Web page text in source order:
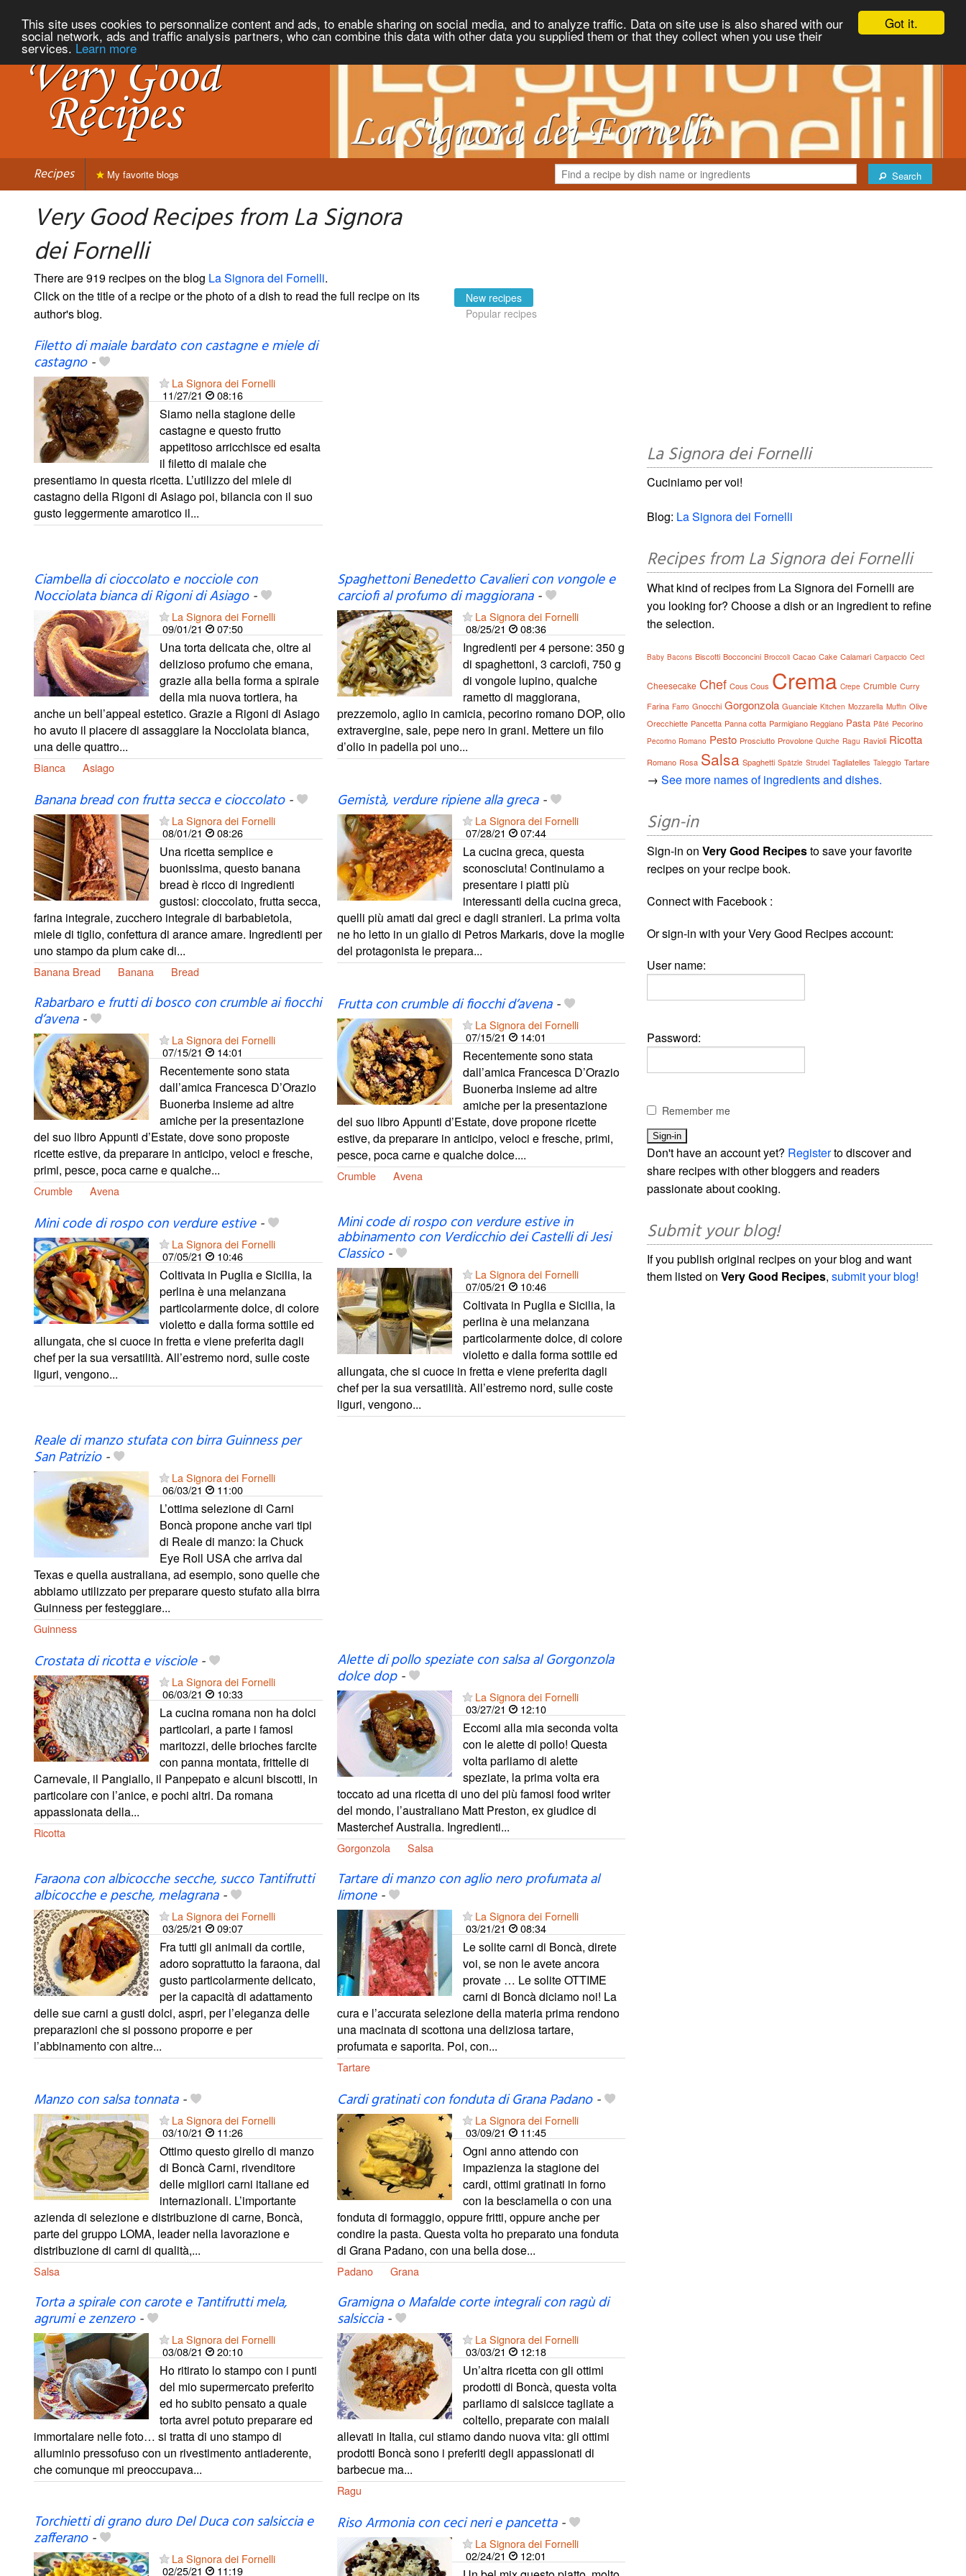
Got it.
This site uses cookies to personnalize content and ads, to enable sharing on social media, and to analyze traffic. Data on site use is also shared with our
social network, ads and traffic analysis partners, who can combine this data with other data you supplied them or that they collect when you use their
services. Learn more
Recipes Search
My favorite blogs
Very Good Recipes from La Signora
dei Fornelli
There are 919 recipes on the blog La Signora dei Fornelli.
Click on the title of a recipe or the photo of a dish to read the full recipe on its
author's blog.
New recipes
Popular recipes
Filetto di maiale bardato con castagne e miele di
castagno-
La Signora dei Fornelli
11/27/21
08:16
Siamo nella stagione delle
castagne e questo frutto
appetitoso arricchisce ed esalta
il filetto di maiale che
presentiamo in questa ricetta. L’utilizzo del miele di
castagno della Rigoni di Asiago poi, bilancia con il suo
gusto leggermente amarotico il...
Ciambella di cioccolato e nocciole con
Nocciolata bianca di Rigoni di Asiago-
La Signora dei Fornelli
09/01/21
07:50
Una torta delicata che, oltre al
delizioso profumo che emana,
grazie alla bella forma a spirale
della mia nuova tortiera, ha
anche un bell’appeal estetico. Grazie a Rigoni di Asiago
ho avuto il piacere di assaggiare la Nocciolata bianca,
una delle quattro...
Bianca Asiago
Spaghettoni Benedetto Cavalieri con vongole e
carciofi al profumo di maggiorana-
La Signora dei Fornelli
08/25/21
08:36
Ingredienti per 4 persone: 350 g
di spaghettoni, 3 carciofi, 750 g
di vongole lupino, qualche
rametto di maggiorana,
prezzemolo, aglio in camicia, pecorino romano DOP, olio
extravergine, sale, pepe nero in grani. Mettere un filo
d’olio in padella poi uno...
Banana bread con frutta secca e cioccolato-
La Signora dei Fornelli
08/01/21
08:26
Una ricetta semplice e
buonissima, questo banana
bread è ricco di ingredienti
gustosi: cioccolato, frutta secca,
farina integrale, zucchero integrale di barbabietola,
miele di tiglio, confettura di arance amare. Ingredienti per
uno stampo da plum cake di...
Banana Bread Banana Bread
Gemistà, verdure ripiene alla greca-
La Signora dei Fornelli
07/28/21
07:44
La cucina greca, questa
sconosciuta! Continuiamo a
presentare i piatti più
interessanti della cucina greca,
quelli più amati dai greci e dagli stranieri. La prima volta
ne ho letto in un giallo di Petros Markaris, dove la moglie
del protagonista le prepara...
Rabarbaro e frutti di bosco con crumble ai fiocchi
d’avena-
La Signora dei Fornelli
07/15/21
14:01
Recentemente sono stata
dall’amica Francesca D’Orazio
Buonerba insieme ad altre
amiche per la presentazione
del suo libro Appunti d’Estate, dove sono proposte
ricette estive, da preparare in anticipo, veloci e fresche,
primi, pesce, poca carne e qualche...
Crumble Avena
Frutta con crumble di fiocchi d’avena-
La Signora dei Fornelli
07/15/21
14:01
Recentemente sono stata
dall’amica Francesca D’Orazio
Buonerba insieme ad altre
amiche per la presentazione
del suo libro Appunti d’Estate, dove propone ricette
estive, da preparare in anticipo, veloci e fresche, primi,
pesce, poca carne e qualche dolce....
Crumble Avena
Mini code di rospo con verdure estive-
La Signora dei Fornelli
07/05/21
10:46
Coltivata in Puglia e Sicilia, la
perlina è una melanzana
particolarmente dolce, di colore
violetto e dalla forma sottile ed
allungata, che si cuoce in fretta e viene preferita dagli
chef per la sua versatilità. All’estremo nord, sulle coste
liguri, vengono...
Mini code di rospo con verdure estive in
abbinamento con Verdicchio dei Castelli di Jesi
Classico-
La Signora dei Fornelli
07/05/21
10:46
Coltivata in Puglia e Sicilia, la
perlina è una melanzana
particolarmente dolce, di colore
violetto e dalla forma sottile ed
allungata, che si cuoce in fretta e viene preferita dagli
chef per la sua versatilità. All’estremo nord, sulle coste
liguri, vengono...
Reale di manzo stufata con birra Guinness per
San Patrizio-
La Signora dei Fornelli
06/03/21
11:00
L’ottima selezione di Carni
Boncà propone anche vari tipi
di Reale di manzo: la Chuck
Eye Roll USA che arriva dal
Texas e quella australiana, ad esempio, sono quelle che
abbiamo utilizzato per preparare questo stufato alla birra
Guinness per festeggiare...
Guinness
Crostata di ricotta e visciole-
La Signora dei Fornelli
06/03/21
10:33
La cucina romana non ha dolci
particolari, a parte i famosi
maritozzi, delle brioches farcite
con panna montata, frittelle di
Carnevale, il Pangiallo, il Panpepato e alcuni biscotti, in
particolare con l’anice, e pochi altri. Da romana
appassionata della...
Ricotta
Alette di pollo speziate con salsa al Gorgonzola
dolce dop-
La Signora dei Fornelli
03/27/21
12:10
Eccomi alla mia seconda volta
con le alette di pollo! Questa
volta parliamo di alette
speziate, la prima volta era
toccato ad una ricetta di uno dei più famosi food writer
del mondo, l’australiano Matt Preston, ex giudice di
Masterchef Australia. Ingredienti...
Gorgonzola Salsa
Faraona con albicocche secche, succo Tantifrutti
albicocche e pesche, melagrana-
La Signora dei Fornelli
03/25/21
09:07
Fra tutti gli animali da cortile,
adoro soprattutto la faraona, dal
gusto particolarmente delicato,
per la capacità di adattamento
delle sue carni a gusti dolci, aspri, per l’eleganza delle
preparazioni che si possono proporre e per
l’abbinamento con altre...
Tartare di manzo con aglio nero profumata al
limone-
La Signora dei Fornelli
03/21/21
08:34
Le solite carni di Boncà, direte
voi, se non le avete ancora
provate … Le solite OTTIME
carni di Boncà diciamo noi! La
cura e l’accurata selezione della materia prima rendono
una macinata di scottona una deliziosa tartare,
profumata e saporita. Poi, con...
Tartare
Manzo con salsa tonnata-
La Signora dei Fornelli
03/10/21
11:26
Ottimo questo girello di manzo
di Boncà Carni, rivenditore
delle migliori carni italiane ed
internazionali. L’importante
azienda di selezione e distribuzione di carne, Boncà,
parte del gruppo LOMA, leader nella lavorazione e
distribuzione di carni di qualità,...
Salsa
Cardi gratinati con fonduta di Grana Padano-
La Signora dei Fornelli
03/09/21
11:45
Ogni anno attendo con
impazienza la stagione dei
cardi, ottimi gratinati in forno
con la besciamella o con una
fonduta di formaggio, oppure fritti, oppure anche per
condire la pasta. Questa volta ho preparato una fonduta
di Grana Padano, con una bella dose...
Padano Grana
Torta a spirale con carote e Tantifrutti mela,
agrumi e zenzero-
La Signora dei Fornelli
03/08/21
20:10
Ho ritirato lo stampo con i punti
del mio supermercato preferito
ed ho subito pensato a quale
torta avrei potuto preparare ed
immortalare nelle foto… si tratta di uno stampo di
alluminio pressofuso con un rivestimento antiaderente,
che comunque mi preoccupava...
Gramigna o Mafalde corte integrali con ragù di
salsiccia-
La Signora dei Fornelli
03/03/21
12:18
Un’altra ricetta con gli ottimi
prodotti di Boncà, questa volta
parliamo di salsicce tagliate a
coltello, preparate con maiali
allevati in Italia, cui stiamo dando nuova vita: gli ottimi
prodotti Boncà sono i preferiti degli appassionati di
barbecue ma...
Ragu
Torchietti di grano duro Del Duca con salsiccia e
zafferano-
La Signora dei Fornelli
02/25/21
11:19
Riso Armonia con ceci neri e pancetta-
La Signora dei Fornelli
02/24/21
12:01
La Signora dei Fornelli
Cuciniamo per voi!
Blog: La Signora dei Fornelli
Recipes from La Signora dei Fornelli
What kind of recipes from La Signora dei Fornelli are
you looking for? Choose a dish or an ingredient to refine
the selection.
Baby Bacons Biscotti Bocconcini Broccoli Cacao Cake Calamari Carpaccio Ceci
Cheesecake Chef Cous Cous Crema Crepe Crumble Curry
Farina Farro Gnocchi Gorgonzola Guanciale Kitchen Mozzarella Muffin Olive
Orecchiette Pancetta Panna cotta Parmigiano Reggiano Pasta Pâté Pecorino
Pecorino Romano Pesto Prosciutto Provolone Quiche Ragu Ravioli Ricotta
Romano Rosa Salsa Spaghetti Spätzle Strudel Tagliatelles Taleggio Tartare
→See more names of ingredients and dishes.
Sign-in
Sign-in onVery Good Recipesto save your favorite
recipes on your recipe book.
Connect with Facebook :
Or sign-in with your Very Good Recipes account:
User name:
Password:
Remember me
Don't have an account yet? Registerto discover and
share recipes with other bloggers and readers
passionate about cooking.
Submit your blog!
If you publish original recipes on your blog and want
them listed onVery Good Recipes,submit your blog!